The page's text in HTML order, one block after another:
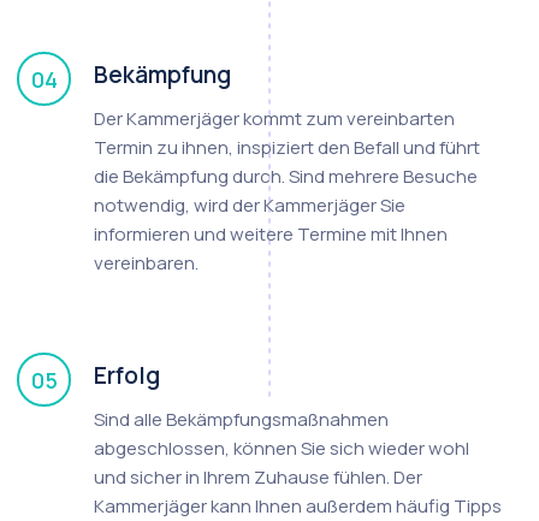
04 Bekämpfung
Der Kammerjäger kommt zum vereinbarten
Termin zu ihnen, inspiziert den Befall und führt
die Bekämpfung durch. Sind mehrere Besuche
notwendig, wird der Kammerjäger Sie
informieren und weitere Termine mit Ihnen
vereinbaren.
Erfolg
Sind alle Bekämpfungsmaßnahmen
abgeschlossen, können Sie sich wieder wohl
und sicher in Ihrem Zuhause fühlen. Der
Kammerjäger kann Ihnen außerdem häufig Tipps
05